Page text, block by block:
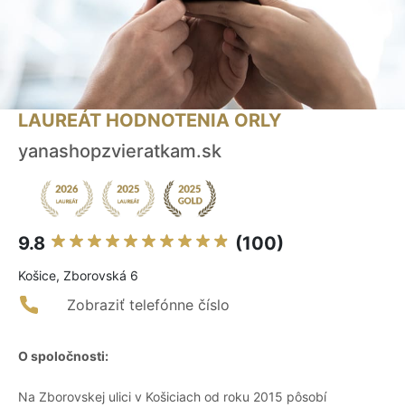
LAUREÁT HODNOTENIA ORLY
yanashopzvieratkam.sk
9.8 (100)
Košice, Zborovská 6
Zobraziť telefónne číslo
O spoločnosti:
Na Zborovskej ulici v Košiciach od roku 2015 pôsobí